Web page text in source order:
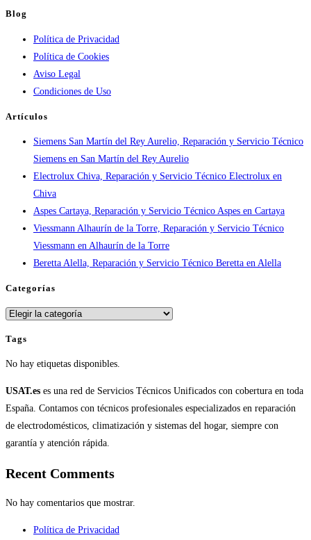
por
ciudad:
disponibilidad
real
en
España
Blog
Política de Privacidad
Política de Cookies
Aviso Legal
Condiciones de Uso
Artículos
Siemens San Martín del Rey Aurelio, Reparación y Servicio Técnico
Siemens en San Martín del Rey Aurelio
Electrolux Chiva, Reparación y Servicio Técnico Electrolux en
Chiva
Aspes Cartaya, Reparación y Servicio Técnico Aspes en Cartaya
Viessmann Alhaurín de la Torre, Reparación y Servicio Técnico
Viessmann en Alhaurín de la Torre
Beretta Alella, Reparación y Servicio Técnico Beretta en Alella
Categorías
Categorías
Tags
No hay etiquetas disponibles.
USAT.es es una red de Servicios Técnicos Unificados con cobertura en toda
España. Contamos con técnicos profesionales especializados en reparación
de electrodomésticos, climatización y sistemas del hogar, siempre con
garantía y atención rápida.
Recent Comments
No hay comentarios que mostrar.
Política de Privacidad